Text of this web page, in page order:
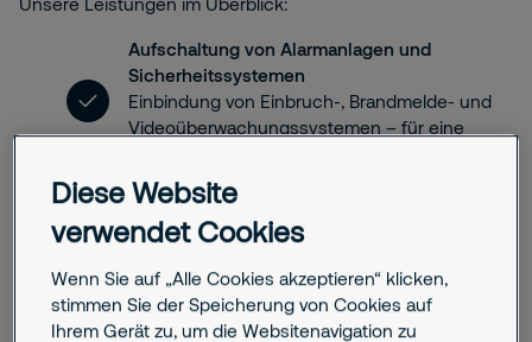
Aufschaltung von Alarmanlagen und
Sicherheitssystemen
Einbindung von Einbruch-, Brandmelde- und
Videoüberwachungssystemen – für eine
Sofortmaßnahmen im Ernstfall
Individuell hinterlegte Interventionspläne
– z. B. Live-Täteransprache oder
Alarmverfolgung.
Diese Website
verwendet Cookies
Wenn Sie auf „Alle Cookies akzeptieren“ klicken,
stimmen Sie der Speicherung von Cookies auf
Ihrem Gerät zu, um die Websitenavigation zu